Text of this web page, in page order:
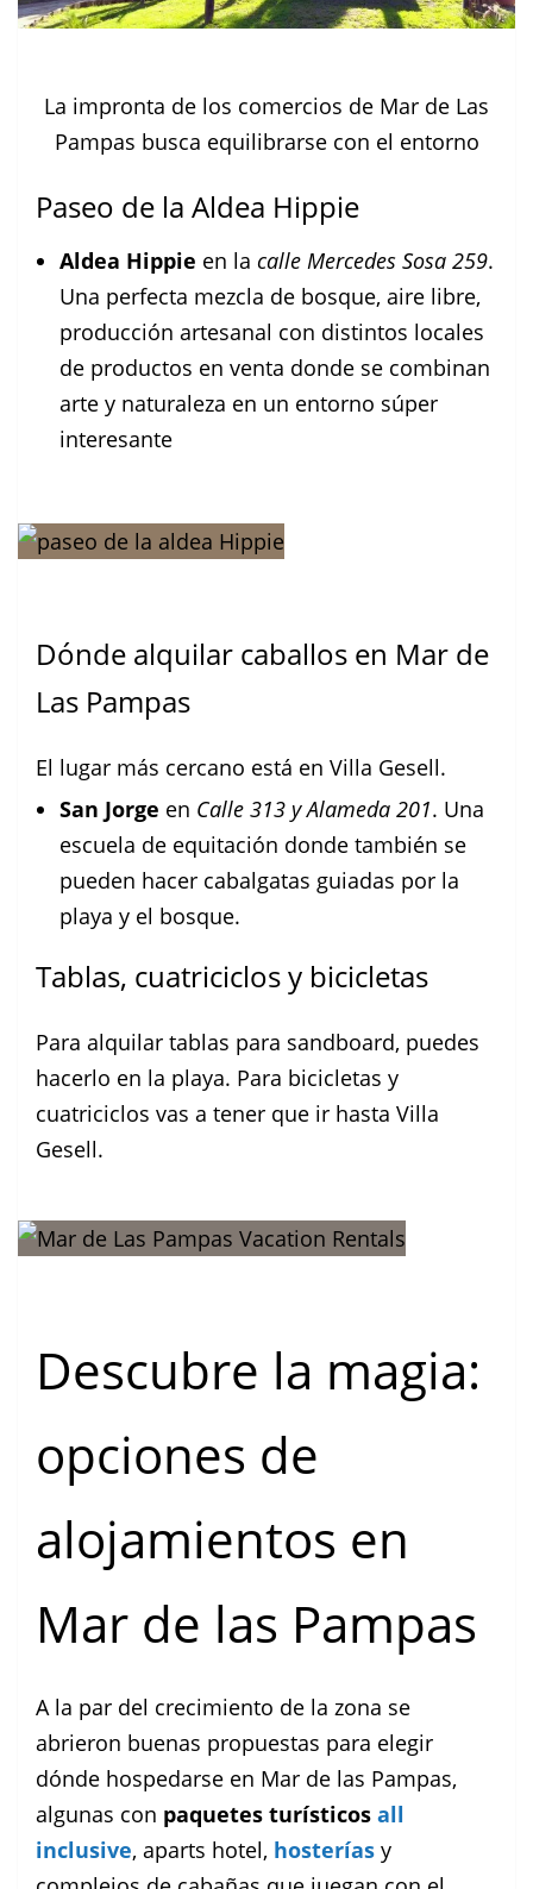
La impronta de los comercios de Mar de Las
Pampas busca equilibrarse con el entorno
Paseo de la Aldea Hippie
Aldea Hippie en la calle Mercedes Sosa 259.
Una perfecta mezcla de bosque, aire libre,
producción artesanal con distintos locales
de productos en venta donde se combinan
arte y naturaleza en un entorno súper
interesante
Dónde alquilar caballos en Mar de
Las Pampas
El lugar más cercano está en Villa Gesell.
San Jorge en Calle 313 y Alameda 201. Una
escuela de equitación donde también se
pueden hacer cabalgatas guiadas por la
playa y el bosque.
Tablas, cuatriciclos y bicicletas
Para alquilar tablas para sandboard, puedes
hacerlo en la playa. Para bicicletas y
cuatriciclos vas a tener que ir hasta Villa
Gesell.
Descubre la magia:
opciones de
alojamientos en
Mar de las Pampas
A la par del crecimiento de la zona se
abrieron buenas propuestas para elegir
dónde hospedarse en Mar de las Pampas,
algunas con paquetes turísticos all
inclusive, aparts hotel, hosterías y